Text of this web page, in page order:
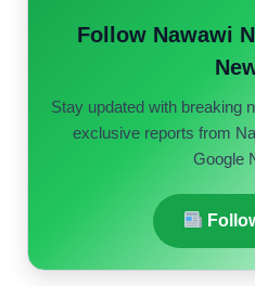
Follow Nawawi
Stay updated with breaking
exclusive reports from
Google